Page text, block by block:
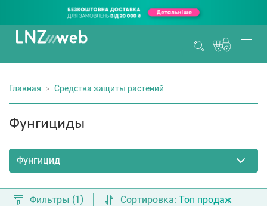
Главная Средства защиты растений
Фунгициды
Фильтры (1) Сортировка: Топ продаж